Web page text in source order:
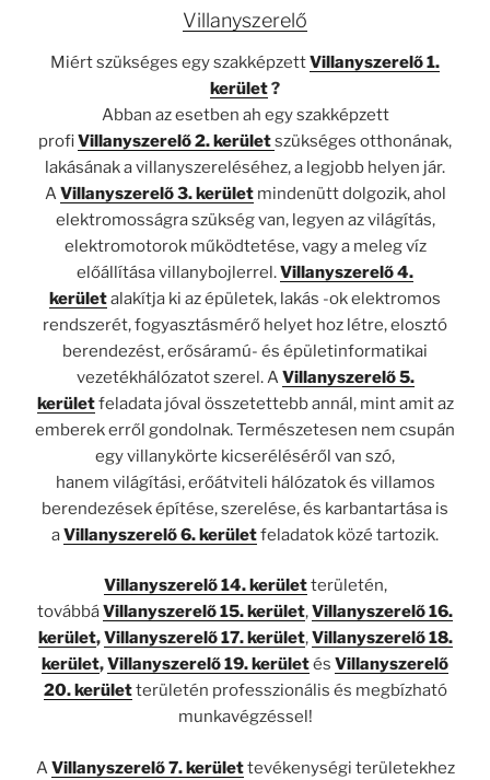
Villanyszerelő
Miért szükséges egy szakképzettVillanyszerelő 1.
kerület?
Abban az esetben ah egy szakképzett
profiVillanyszerelő 2. kerületszükséges otthonának,
lakásának a villanyszereléséhez, a legjobb helyen jár.
A Villanyszerelő 3. kerületmindenütt dolgozik, ahol
elektromosságra szükség van, legyen az világítás,
elektromotorok működtetése, vagy a meleg víz
előállítása villanybojlerrel.Villanyszerelő 4.
kerületalakítja ki az épületek, lakás -ok elektromos
rendszerét, fogyasztásmérő helyet hoz létre, elosztó
berendezést, erősáramú- és épületinformatikai
vezetékhálózatot szerel. A Villanyszerelő 5.
kerületfeladata jóval összetettebb annál, mint amit az
emberek erről gondolnak. Természetesen nem csupán
egy villanykörte kicseréléséről van szó,
hanem világítási, erőátviteli hálózatok és villamos
berendezések építése, szerelése, és karbantartása is
aVillanyszerelő 6. kerületfeladatok közé tartozik.
Villanyszerelő 14. kerületterületén,
továbbáVillanyszerelő 15. kerület,Villanyszerelő 16.
kerület,Villanyszerelő 17. kerület,Villanyszerelő 18.
kerület,Villanyszerelő 19. kerületés Villanyszerelő
20. kerületterületén professzionális és megbízható
munkavégzéssel!
A Villanyszerelő 7. kerülettevékenységi területekhez